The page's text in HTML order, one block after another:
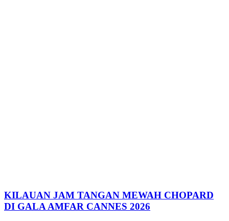
KILAUAN JAM TANGAN MEWAH CHOPARD
DI GALA AMFAR CANNES 2026